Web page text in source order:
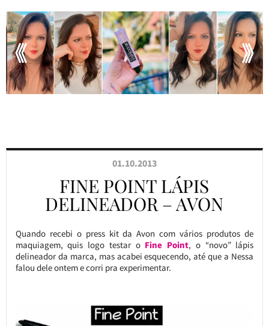
01.10.2013
FINE POINT LÁPIS
DELINEADOR – AVON
Quando recebi o press kit da Avon com vários produtos de
maquiagem, quis logo testar o Fine Point, o “novo” lápis
delineador da marca, mas acabei esquecendo, até que a Nessa
falou dele ontem e corri pra experimentar.